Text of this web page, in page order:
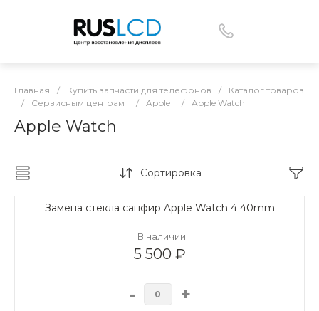
Главная / Купить запчасти для телефонов /
Каталог товаров
/
Сервисным центрам / Apple / Apple Watch
Apple Watch
Сортировка
Замена стекла сапфир Apple Watch 4 40mm
В наличии
5 500 ₽
- +